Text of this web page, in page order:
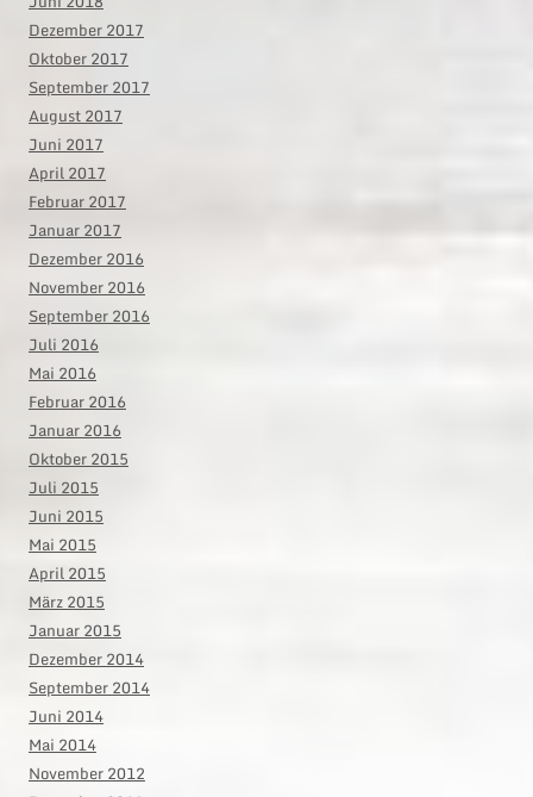
Dezember 2017
Oktober 2017
September 2017
August 2017
Juni 2017
April 2017
Februar 2017
Januar 2017
Dezember 2016
November 2016
September 2016
Juli 2016
Mai 2016
Februar 2016
Januar 2016
Oktober 2015
Juli 2015
Juni 2015
Mai 2015
April 2015
März 2015
Januar 2015
Dezember 2014
September 2014
Juni 2014
Mai 2014
November 2012